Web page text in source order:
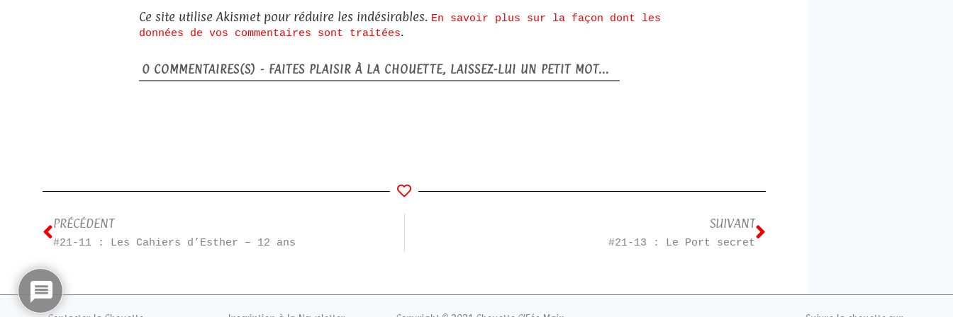
Ce site utilise Akismet pour réduire les indésirables. En savoir plus sur la façon dont les
données de vos commentaires sont traitées.
0 COMMENTAIRES(S) - FAITES PLAISIR À LA CHOUETTE, LAISSEZ-LUI UN PETIT MOT...
PRÉCÉDENT
#21-11 : Les Cahiers d’Esther – 12 ans
SUIVANT
#21-13 : Le Port secret